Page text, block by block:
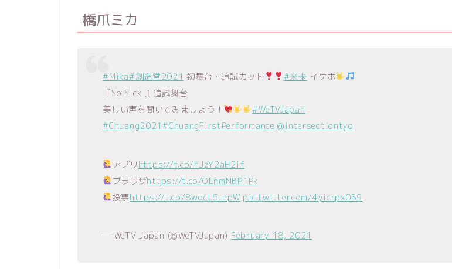
橋爪ミカ
#Mika#創造営2021 初舞台・追試カット #米卡 イケボ
『So Sick 』追試舞台
美しい声を聞いてみましょう！
#WeTVJapan
#Chuang2021 #ChuangFirstPerformance @intersectiontyo
アプリ https://t.co/hJzY2aH2if
ブラウザhttps://t.co/OEnmNBP1Pk
投票https://t.co/8woct6LepW pic.twitter.com/4yicrpx0B9
— WeTV Japan (@WeTVJapan) February 18, 2021